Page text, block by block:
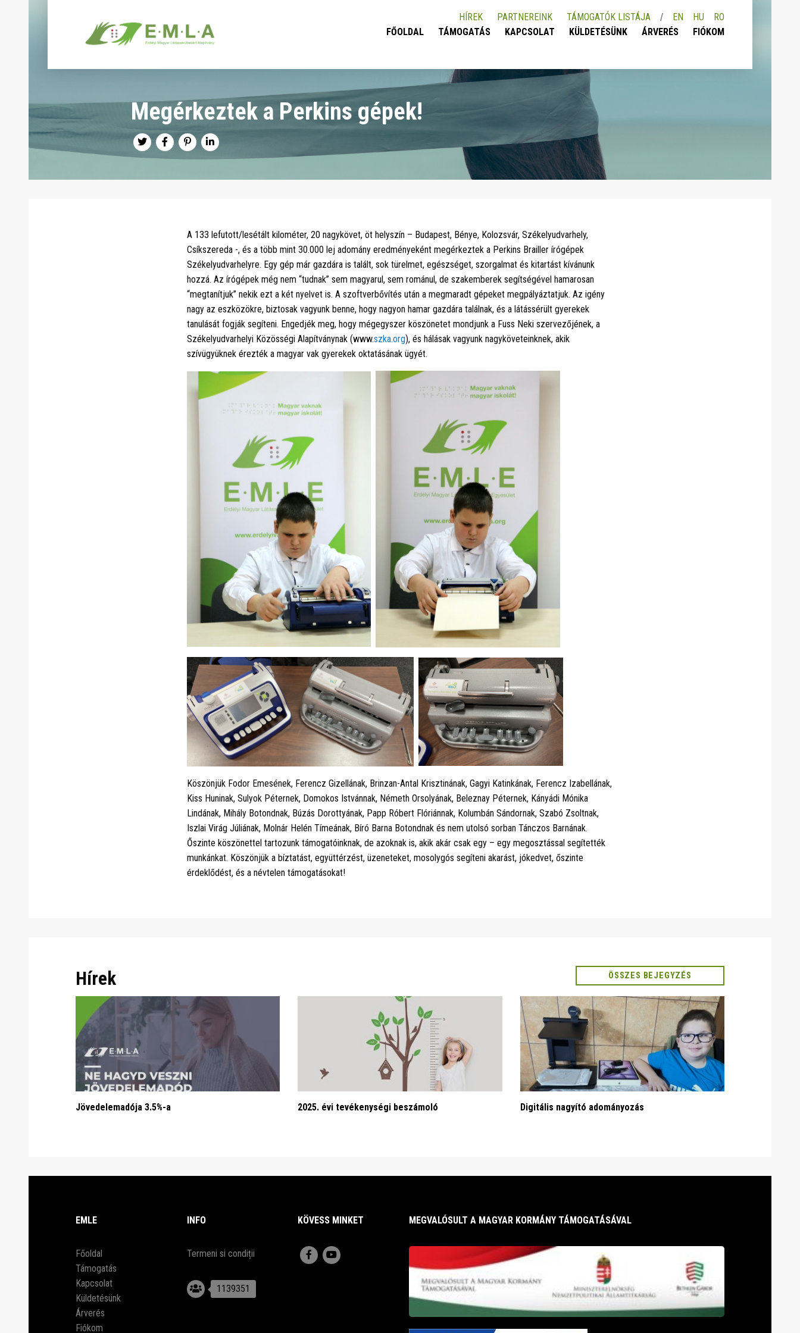
HÍREK PARTNEREINK TÁMOGATÓK LISTÁJA EN HU
RO
FŐOLDAL
TÁMOGATÁS KAPCSOLAT KÜLDETÉSÜNK ÁRVERÉS FIÓKOM
Megérkeztek a Perkins gépek!
A 133 lefutott/lesétált kilométer, 20 nagykövet, öt helyszín – Budapest, Bénye, Kolozsvár, Székelyudvarhely,
Csíkszereda -, és a több mint 30.000 lej adomány eredményeként megérkeztek a Perkins Brailler írógépek
Székelyudvarhelyre. Egy gép már gazdára is talált, sok türelmet, egészséget, szorgalmat és kitartást kívánunk
hozzá. Az írógépek még nem “tudnak” sem magyarul, sem románul, de szakemberek segítségével hamarosan
“megtanítjuk” nekik ezt a két nyelvet is. A szoftverbővítés után a megmaradt gépeket megpályáztatjuk. Az igény
nagy az eszközökre, biztosak vagyunk benne, hogy nagyon hamar gazdára találnak, és a látássérült gyerekek
tanulását fogják segíteni. Engedjék meg, hogy mégegyszer köszönetet mondjunk a Fuss Neki szervezőjének, a
Székelyudvarhelyi Közösségi Alapítványnak (www.szka.org), és hálásak vagyunk nagyköveteinknek, akik
szívügyüknek érezték a magyar vak gyerekek oktatásának ügyét.
Köszönjük Fodor Emesének, Ferencz Gizellának, Brinzan-Antal Krisztinának, Gagyi Katinkának, Ferencz Izabellának,
Kiss Huninak, Sulyok Péternek, Domokos Istvánnak, Németh Orsolyának, Beleznay Péternek, Kányádi Mónika
Lindának, Mihály Botondnak, Búzás Dorottyának, Papp Róbert Flóriánnak, Kolumbán Sándornak, Szabó Zsoltnak,
Iszlai Virág Júliának, Molnár Helén Tímeának, Bíró Barna Botondnak és nem utolsó sorban Tánczos Barnának.
Őszinte köszönettel tartozunk támogatóinknak, de azoknak is, akik akár csak egy – egy megosztással segítették
munkánkat. Köszönjük a bíztatást, együttérzést, üzeneteket, mosolygós segíteni akarást, jókedvet, őszinte
érdeklődést, és a névtelen támogatásokat!
Hírek ÖSSZES BEJEGYZÉS
Jövedelemadója 3.5%-a 2025. évi tevékenységi beszámoló Digitális nagyító adományozás
EMLE
Főoldal
Támogatás
Kapcsolat
Küldetésünk
Árverés
Fiókom
INFO
Termeni si condiții
1139351
KÖVESS MINKET MEGVALÓSULT A MAGYAR KORMÁNY TÁMOGATÁSÁVAL